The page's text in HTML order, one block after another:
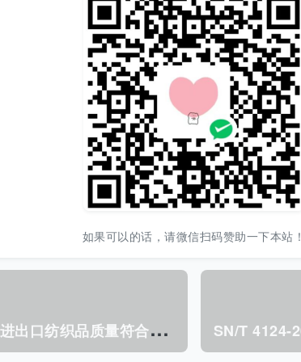
如果可以的话，请微信扫码赞助一下本站！
S
N/T 3982.6-2017 进出口纺织品质量符合性评价方法 梭织服装第6 部分:防寒服.pdf